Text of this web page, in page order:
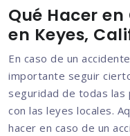
Qué Hacer
en Keyes,
En caso de un
importante seguir
seguridad de todas las
con las leyes locales.
hacer en caso de un